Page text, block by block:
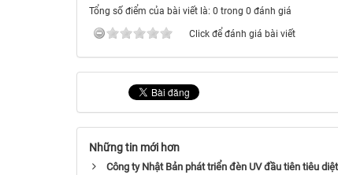
Tổng số điểm của bài viết là: 0 trong 0 đánh giá
Click để đánh giá bài viết
Những tin mới hơn
Công ty Nhật Bản phát triển đèn UV đầu tiên tiêu